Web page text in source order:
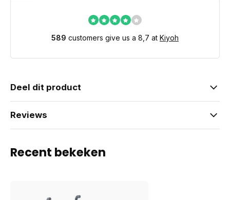
589 customers give us a 8,7 at Kiyoh
Deel dit product
Reviews
Recent bekeken